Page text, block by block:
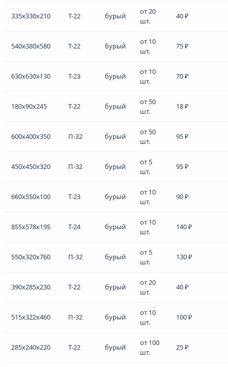
335x330x210 Т-22 бурый
от 20
шт.
40 ₽
540x380x580 Т-22 бурый
от 10
шт.
75 ₽
630x630x130 Т-23 бурый
от 10
шт.
70 ₽
180x90x245 Т-22 бурый
от 50
шт.
18 ₽
600x400x350 П-32 бурый
от 50
шт.
95 ₽
450x450x320 П-32 бурый
от 5
шт.
95 ₽
660x550x100 Т-23 бурый
от 10
шт.
90 ₽
855x578x195 Т-24 бурый
от 10
шт.
140 ₽
550x320x760 П-32 бурый
от 5
шт.
130 ₽
390x285x230 Т-22 бурый
от 20
шт.
40 ₽
515x322x460 П-32 бурый
от 10
шт.
100 ₽
285x240x220 Т-22 бурый
от 100
шт.
25 ₽